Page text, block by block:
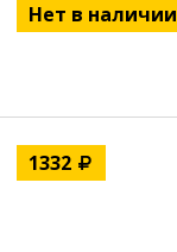
Нет в наличии
1332